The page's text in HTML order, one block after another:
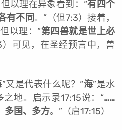
以理在异象看到：“有四个
有不同。”（但7:3）接着，
以理：“第四兽就是世上必
）可见，在圣经预言中，兽
”又是代表什么呢？“海”是水
地。启示录17:15说：“……
多国、多方。”（启17:15）